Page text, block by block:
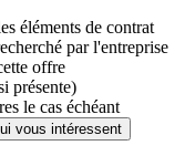
éléments de contrat
par l'entreprise
offre
présente)
le cas échéant
vous intéressent